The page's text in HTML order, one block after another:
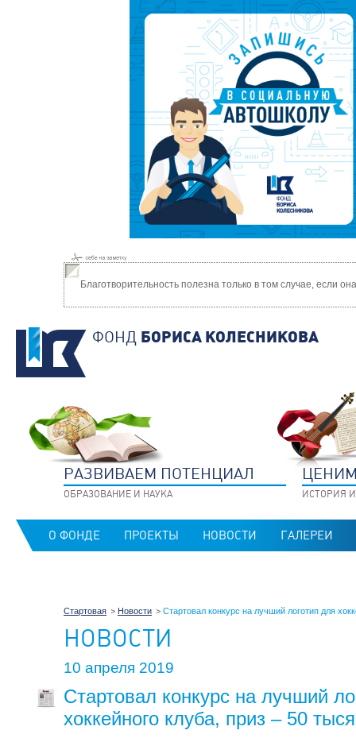
Благотворительность полезна только в том случае, если
ФОНД БОРИСА КОЛЕСНИКОВА
РАЗВИВАЕМ ПОТЕНЦИАЛ
ОБРАЗОВАНИЕ И НАУКА ИСТОРИЯ
О ФОНДЕ ПРОЕКТЫ НОВОСТИ ГАЛЕРЕИ
Стартовая Новости Стартовал конкурс на лучший логотип для
НОВОСТИ
10 апреля 2019
Стартовал конкурс на лучший
хоккейного клуба, приз – 50